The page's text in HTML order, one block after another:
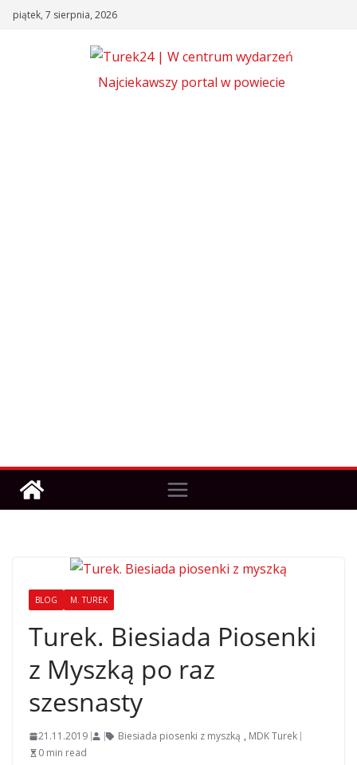
Skippiątek, 7 sierpnia, 2026
Najciekawszy portal w powiecie
BLOG M. TUREK
Turek. Biesiada Piosenki
z Myszką po raz
szesnasty
21.11.2019 Biesiada piosenki z myszką , MDK Turek
0 min read